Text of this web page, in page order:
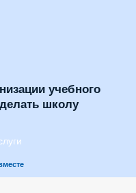
учебного
школу